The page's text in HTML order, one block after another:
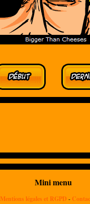
Mini menu
Mentions légales et RGPD -